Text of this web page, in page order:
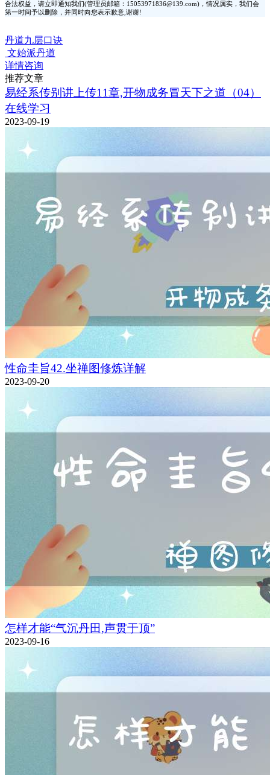
合法权益，请立即通知我们(管理员邮箱：15053971836@139.com)，情况属实，我们会
第一时间予以删除，并同时向您表示歉意,谢谢!
丹道九层口诀
文始派丹道
详情咨询
推荐文章
易经系传别讲上传11章,开物成务冒天下之道（04）
在线学习
2023-09-19
性命圭旨42.坐禅图修炼详解
2023-09-20
怎样才能“气沉丹田,声贯于顶”
2023-09-16